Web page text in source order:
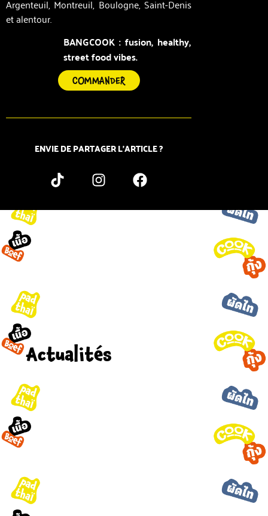
Argenteuil, Montreuil, Boulogne, Saint-Denis
et alentour.
BANGCOOK : fusion, healthy,
street food vibes.
COMMANDER
ENVIE DE PARTAGER L’ARTICLE ?
Actualités